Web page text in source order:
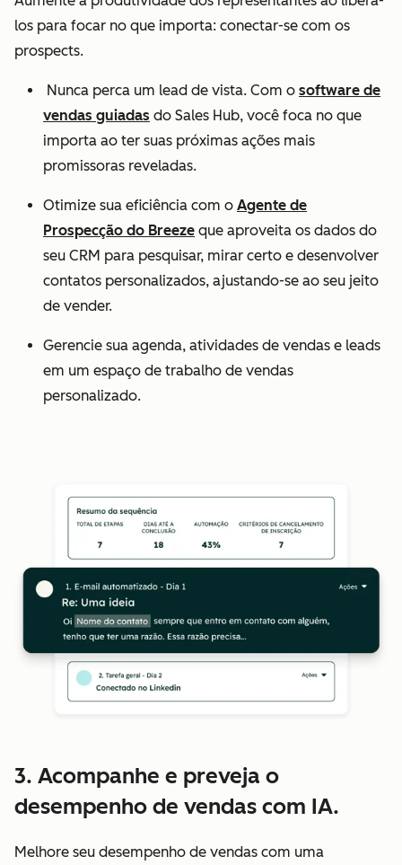
los para focar no que importa: conectar-se com os
prospects.
Nunca perca um lead de vista. Com o software de
vendas guiadas do Sales Hub, você foca no que
importa ao ter suas próximas ações mais
promissoras reveladas.
Otimize sua eficiência com o Agente de
Prospecção do Breeze que aproveita os dados do
seu CRM para pesquisar, mirar certo e desenvolver
contatos personalizados, ajustando-se ao seu jeito
de vender.
Gerencie sua agenda, atividades de vendas e leads
em um espaço de trabalho de vendas
personalizado.
3. Acompanhe e preveja o
desempenho de vendas com IA.
Melhore seu desempenho de vendas com uma